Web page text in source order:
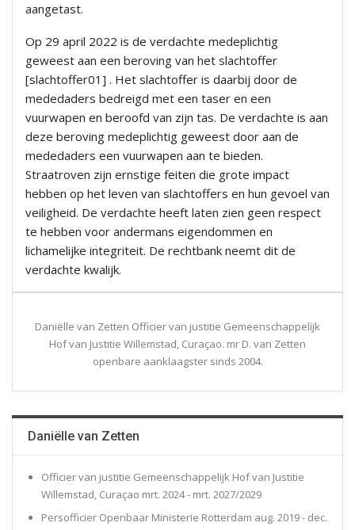
aangetast.
Op 29 april 2022 is de verdachte medeplichtig
geweest aan een beroving van het slachtoffer
[slachtoffer01] . Het slachtoffer is daarbij door de
mededaders bedreigd met een taser en een
vuurwapen en beroofd van zijn tas. De verdachte is aan
deze beroving medeplichtig geweest door aan de
mededaders een vuurwapen aan te bieden.
Straatroven zijn ernstige feiten die grote impact
hebben op het leven van slachtoffers en hun gevoel van
veiligheid. De verdachte heeft laten zien geen respect
te hebben voor andermans eigendommen en
lichamelijke integriteit. De rechtbank neemt dit de
verdachte kwalijk.
Daniëlle van Zetten Officier van justitie Gemeenschappelijk
Hof van Justitie Willemstad, Curaçao. mr D. van Zetten
openbare aanklaagster sinds 2004.
Daniëlle van Zetten
Officier van justitie Gemeenschappelijk Hof van Justitie
Willemstad, Curaçao mrt. 2024 - mrt. 2027/2029
Persofficier Openbaar Ministerie Rotterdam aug. 2019 - dec.